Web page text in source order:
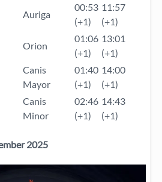
Auriga
00:53
(+1)
11:57
(+1)
Orion
01:06
(+1)
13:01
(+1)
Canis
Mayor
01:40
(+1)
14:00
(+1)
Canis
Minor
02:46
(+1)
14:43
(+1)
2025